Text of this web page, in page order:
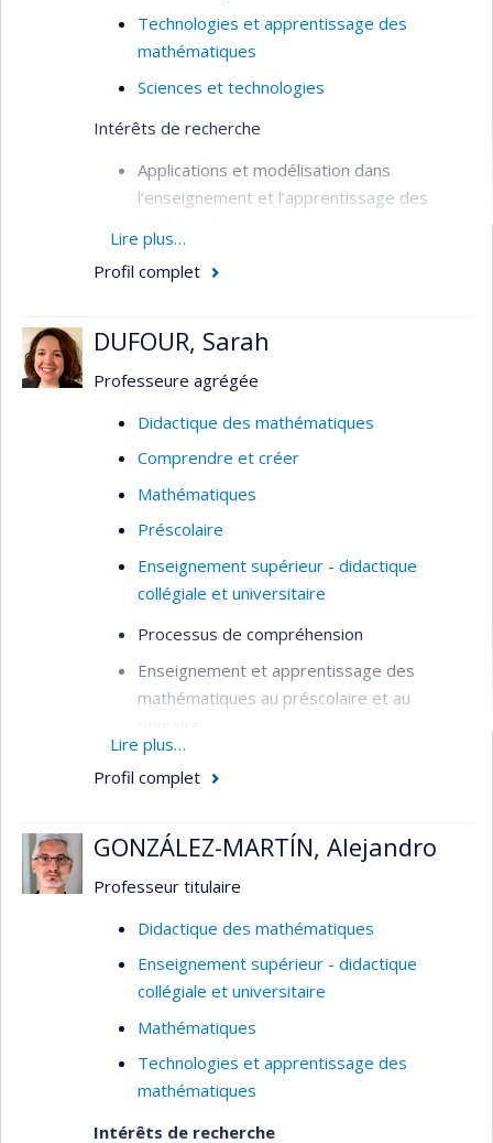
Technologies et apprentissage des
mathématiques
Sciences et technologies
Intérêts de recherche
Applications et modélisation dans
l’enseignement et l’apprentissage des
Interdisciplinarité
Évolution du curriculum mathématique
Lire plus…
Profil complet
DUFOUR, Sarah
Professeure agrégée
Didactique des mathématiques
Comprendre et créer
Mathématiques
Préscolaire
Enseignement supérieur - didactique
collégiale et universitaire
Processus de compréhension
Enseignement et apprentissage des
mathématiques au préscolaire et au
Représentations mathématiques
Lire plus…
Profil complet
GONZÁLEZ-MARTÍN, Alejandro
Professeur titulaire
Didactique des mathématiques
Enseignement supérieur - didactique
collégiale et universitaire
Mathématiques
Technologies et apprentissage des
mathématiques
Intérêts de recherche